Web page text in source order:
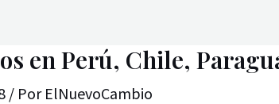
en Perú, Chile,
/ Por ElNuevoCambio